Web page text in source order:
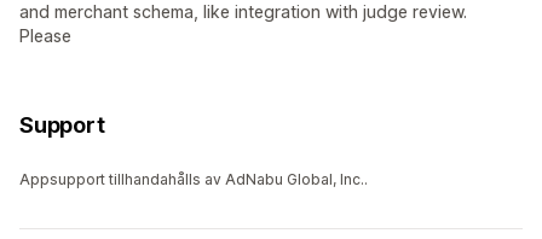
and merchant schema, like integration with judge review.
Please
Support
Appsupport tillhandahålls av AdNabu Global, Inc..